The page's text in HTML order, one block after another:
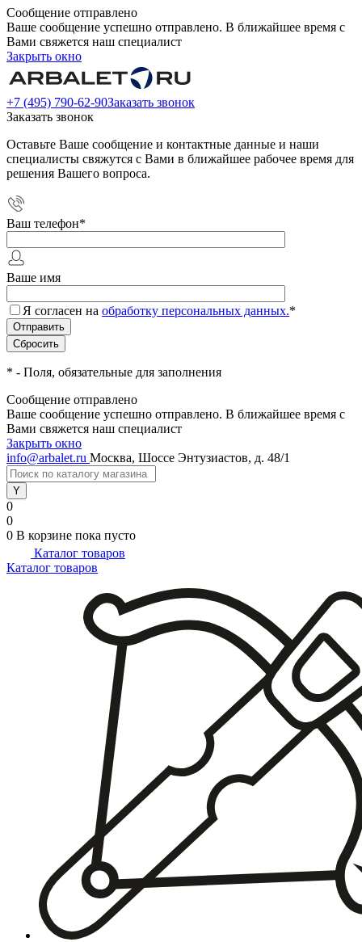
Сообщение отправлено
Ваше сообщение успешно отправлено. В ближайшее время с
Вами свяжется наш специалист
Закрыть окно
+7 (495) 790-62-90Заказать звонок
Заказать звонок
Оставьте Ваше сообщение и контактные данные и наши
специалисты свяжутся с Вами в ближайшее рабочее время для
решения Вашего вопроса.
Ваш телефон*
Ваше имя
Я согласен на обработку персональных данных.*
* - Поля, обязательные для заполнения
Сообщение отправлено
Ваше сообщение успешно отправлено. В ближайшее время с
Вами свяжется наш специалист
Закрыть окно
info@arbalet.ru Москва, Шоссе Энтузиастов, д. 48/1
0
0
0 В корзине пока пусто
Каталог товаров
Каталог товаров